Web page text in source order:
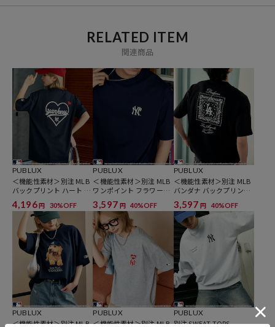
キャップやスニーカーをプラスすれば、MLBモチーフを活かしたスポ
※商品の色味は、商品詳細画像をご確認ください。
※掲載画像の商品の色味は、屋外や屋内の光の照射や角度により実物
と色味が異なる場合がございます。また表示のサイズ感と実物は若干
異なる場合もございますので、予めご了承ください。
※着用、お取り扱いの際は、商品についている品質表示とアテンショ
ンタグを必ずご確認下さい。
▼PUBLUXの新作アイテムはこちら：
新作商品一覧
▼自分でもシェアでも楽しめる、ユニセックスアイテムはこちら：
PUBLUX UNISEX ITEM一覧
▼こう見えて高機能な優秀アイテム一覧はこちら：
PUBLUXの機能性素材 商品一覧
参考価格
RELATED ITEM
関連商品
PUBLUX
＜機能性素材＞別注 MLB
バックプリント ハート T
シャツ 限定展開
4,196円 30%OFF
PUBLUX
＜機能性素材＞別注 MLB
ワンポイント フラワー刺
繍 Tシャツ 限定展開
3,597 円 40%OFF
PUBLUX
＜機能性素材＞別注 MLB
バンダナ バックプリント
Tシャツ 限定展開
3,597 円 40%OFF
PUBLUX
＜機能性素材＞別注 MLB
PUBLUX
＜機能性素材＞別注 MLB
PUBLUX
別注 SWEAT TOPS